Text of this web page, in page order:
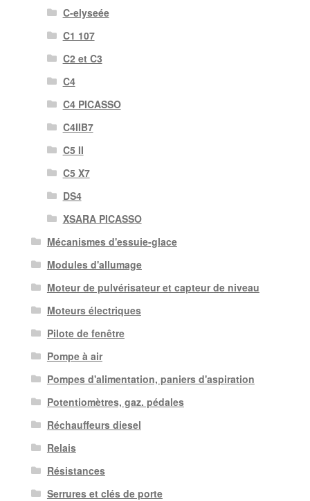
C-elyseée
C1 107
C2 et C3
C4
C4 PICASSO
C4IIB7
C5 II
C5 X7
DS4
XSARA PICASSO
Mécanismes d'essuie-glace
Modules d'allumage
Moteur de pulvérisateur et capteur de niveau
Moteurs électriques
Pilote de fenêtre
Pompe à air
Pompes d'alimentation, paniers d'aspiration
Potentiomètres, gaz. pédales
Réchauffeurs diesel
Relais
Résistances
Serrures et clés de porte